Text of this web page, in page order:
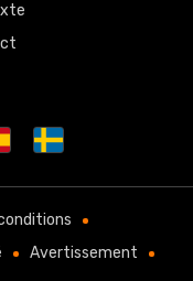
Avertissement